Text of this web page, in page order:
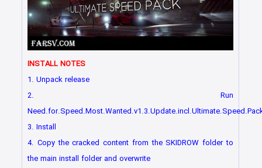
INSTALL NOTES
1. Unpack release
2. Run
3. Install
4. Copy the cracked content from the SKIDROW folder to
the main install folder and overwrite